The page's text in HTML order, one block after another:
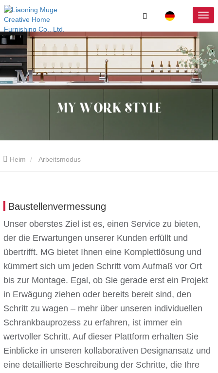
Heim Arbeitsmodus
Baustellenvermessung
Unser oberstes Ziel ist es, einen Service zu bieten,
der die Erwartungen unserer Kunden erfüllt und
übertrifft. MG bietet Ihnen eine Komplettlösung und
kümmert sich um jeden Schritt vom Aufmaß vor Ort
bis zur Montage. Egal, ob Sie gerade erst ein Projekt
in Erwägung ziehen oder bereits bereit sind, den
Schritt zu wagen – mehr über unseren individuellen
Schrankbauprozess zu erfahren, ist immer ein
wertvoller Schritt. Auf dieser Plattform erhalten Sie
Einblicke in unseren kollaborativen Designansatz und
eine detaillierte Beschreibung der Schritte, die Ihre